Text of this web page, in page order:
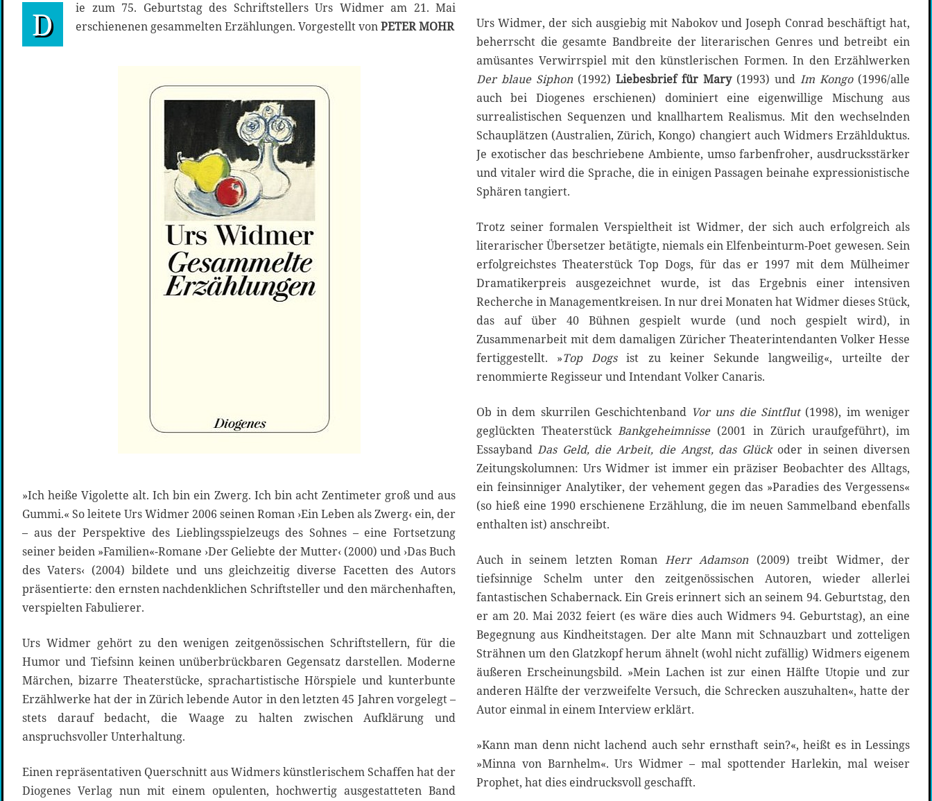
0
1
4
D
ie zum 75. Geburtstag des Schriftstellers Urs Widmer am 21. Mai
erschienenen gesammelten Erzählungen. Vorgestellt vonPETER MOHR
»Ich heiße Vigolette alt. Ich bin ein Zwerg. Ich bin acht Zentimeter groß und aus
Gummi.« So leitete Urs Widmer 2006 seinen Roman ›Ein Leben als Zwerg‹ ein, der
– aus der Perspektive des Lieblingsspielzeugs des Sohnes – eine Fortsetzung
seiner beiden »Familien«-Romane ›Der Geliebte der Mutter‹ (2000) und ›Das Buch
des Vaters‹ (2004) bildete und uns gleichzeitig diverse Facetten des Autors
präsentierte: den ernsten nachdenklichen Schriftsteller und den märchenhaften,
verspielten Fabulierer.
Urs Widmer gehört zu den wenigen zeitgenössischen Schriftstellern, für die
Humor und Tiefsinn keinen unüberbrückbaren Gegensatz darstellen. Moderne
Märchen, bizarre Theaterstücke, sprachartistische Hörspiele und kunterbunte
Erzählwerke hat der in Zürich lebende Autor in den letzten 45 Jahren vorgelegt –
stets darauf bedacht, die Waage zu halten zwischen Aufklärung und
anspruchsvoller Unterhaltung.
Einen repräsentativen Querschnitt aus Widmers künstlerischem Schaffen hat der
Diogenes Verlag nun mit einem opulenten, hochwertig ausgestatteten Band
Urs Widmer, der sich ausgiebig mit Nabokov und Joseph Conrad beschäftigt hat,
beherrscht die gesamte Bandbreite der literarischen Genres und betreibt ein
amüsantes Verwirrspiel mit den künstlerischen Formen. In den Erzählwerken
Der blaue Siphon (1992) Liebesbrief für Mary(1993) und Im Kongo(1996/alle
auch bei Diogenes erschienen) dominiert eine eigenwillige Mischung aus
surrealistischen Sequenzen und knallhartem Realismus. Mit den wechselnden
Schauplätzen (Australien, Zürich, Kongo) changiert auch Widmers Erzählduktus.
Je exotischer das beschriebene Ambiente, umso farbenfroher, ausdrucksstärker
und vitaler wird die Sprache, die in einigen Passagen beinahe expressionistische
Sphären tangiert.
Trotz seiner formalen Verspieltheit ist Widmer, der sich auch erfolgreich als
literarischer Übersetzer betätigte, niemals ein Elfenbeinturm-Poet gewesen. Sein
erfolgreichstes Theaterstück Top Dogs, für das er 1997 mit dem Mülheimer
Dramatikerpreis ausgezeichnet wurde, ist das Ergebnis einer intensiven
Recherche in Managementkreisen. In nur drei Monaten hat Widmer dieses Stück,
das auf über 40 Bühnen gespielt wurde (und noch gespielt wird), in
Zusammenarbeit mit dem damaligen Züricher Theaterintendanten Volker Hesse
fertiggestellt. »Top Dogsist zu keiner Sekunde langweilig«, urteilte der
renommierte Regisseur und Intendant Volker Canaris.
Ob in dem skurrilen Geschichtenband Vor uns die Sintflut(1998), im weniger
geglückten Theaterstück Bankgeheimnisse (2001 in Zürich uraufgeführt), im
Essayband Das Geld, die Arbeit, die Angst, das Glückoder in seinen diversen
Zeitungskolumnen: Urs Widmer ist immer ein präziser Beobachter des Alltags,
ein feinsinniger Analytiker, der vehement gegen das »Paradies des Vergessens«
(so hieß eine 1990 erschienene Erzählung, die im neuen Sammelband ebenfalls
enthalten ist) anschreibt.
Auch in seinem letzten Roman Herr Adamson (2009) treibt Widmer, der
tiefsinnige Schelm unter den zeitgenössischen Autoren, wieder allerlei
fantastischen Schabernack. Ein Greis erinnert sich an seinem 94. Geburtstag, den
er am 20. Mai 2032 feiert (es wäre dies auch Widmers 94. Geburtstag), an eine
Begegnung aus Kindheitstagen. Der alte Mann mit Schnauzbart und zotteligen
Strähnen um den Glatzkopf herum ähnelt (wohl nicht zufällig) Widmers eigenem
äußeren Erscheinungsbild. »Mein Lachen ist zur einen Hälfte Utopie und zur
anderen Hälfte der verzweifelte Versuch, die Schrecken auszuhalten«, hatte der
Autor einmal in einem Interview erklärt.
»Kann man denn nicht lachend auch sehr ernsthaft sein?«, heißt es in Lessings
»Minna von Barnhelm«. Urs Widmer – mal spottender Harlekin, mal weiser
Prophet, hat dies eindrucksvoll geschafft.